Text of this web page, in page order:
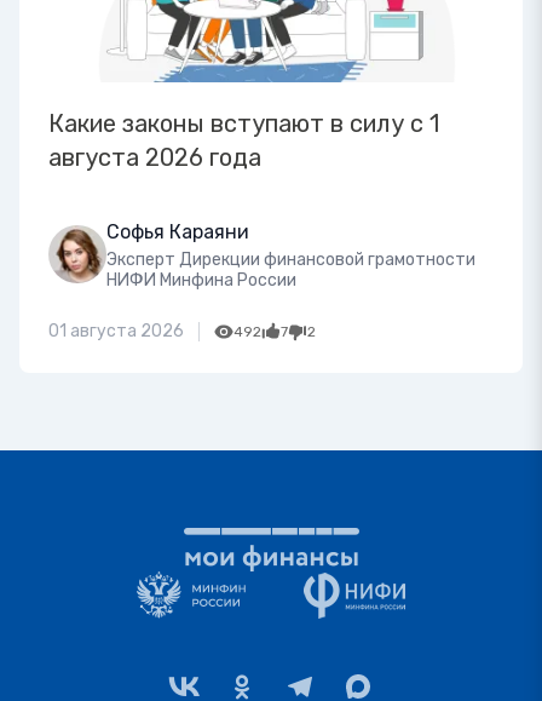
Какие законы вступают в силу с 1
августа 2026 года
Софья Караяни
Эксперт Дирекции финансовой грамотности
НИФИ Минфина России
01 августа 2026 492 7 2